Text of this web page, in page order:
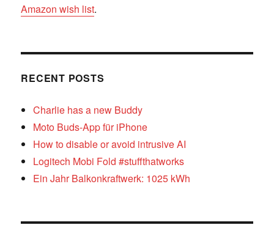
Amazon wish list.
RECENT POSTS
Charlie has a new Buddy
Moto Buds-App für iPhone
How to disable or avoid intrusive AI
Logitech Mobi Fold #stuffthatworks
Ein Jahr Balkonkraftwerk: 1025 kWh